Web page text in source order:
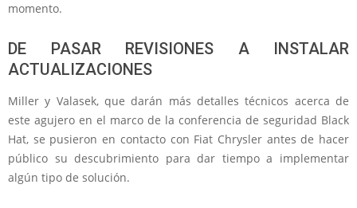
momento.
DE PASAR REVISIONES A INSTALAR
ACTUALIZACIONES
Miller y Valasek, que darán más detalles técnicos acerca de
este agujero en el marco de la conferencia de seguridad Black
Hat, se pusieron en contacto con Fiat Chrysler antes de hacer
público su descubrimiento para dar tiempo a implementar
algún tipo de solución.